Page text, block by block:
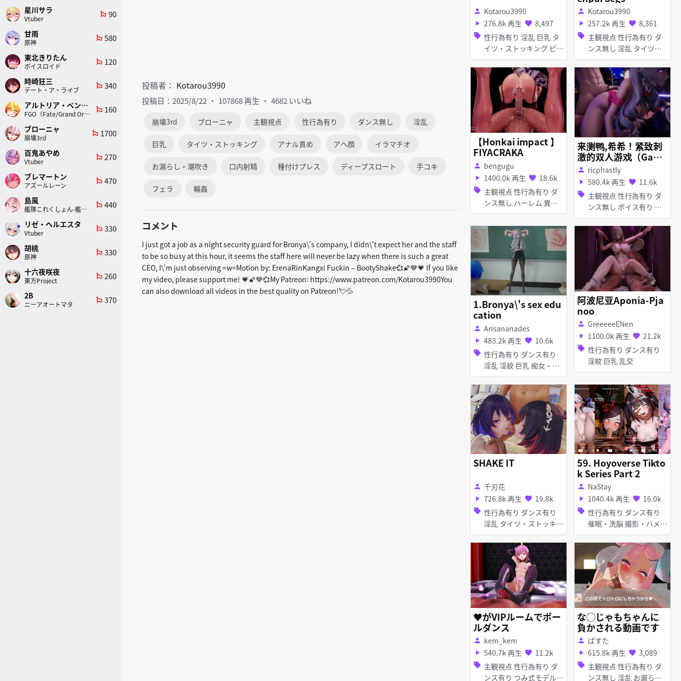
投稿者： Kotarou3990
投稿日：2025/8/22 107868 再生 4682 いいね
崩壊3rd ブローニャ 主観視点 性行為有り ダンス無し 淫乱
巨乳 タイツ・ストッキング アナル責め アヘ顔 イラマチオ
お漏らし・潮吹き 口内射精 種付けプレス ディープスロート 手コキ
フェラ 輪姦
コメント
I just got a job as a night security guard for Bronya\'s company, I didn\'t expect her and the staff
to be so busy at this hour, it seems the staff here will never be lazy when there is such a great
CEO, I\'m just observing =w=Motion by: ErenaRinKangxi Fuckin – BootyShake💞🌠💙💗 If you like
my video, please support me! 💗🌠💙💞My Patreon: https://www.patreon.com/Kotarou3990You
can also download all videos in the best quality on Patreon!💘💦
person Kotarou3990
play_arrow 276.8k 再生 favorite 8,497
sell 性行為有り 淫乱 巨乳 タ
イツ・ストッキング ピア
ス・装飾品 手コキ ダン
ス無し
person Kotarou3990
play_arrow 257.2k 再生 favorite 8,361
sell 主観視点 性行為有り ダ
ンス無し 淫乱 タイツ・
ストッキング バイブ・ロ
ーター アナル責め イラ
マチオ ディープスロート
手コキ フェラ 乱交
【Honkai impact 】
FIYACRAKA
person bengugu
play_arrow 1400.0k 再生 favorite 18.6k
sell 主観視点 性行為有り ダ
ンス無し ハーレム 異種
姦 淫乱 巨乳 首輪・鎖・
拘束具 タイツ・ストッキ
ング 足コキ お漏らし・
潮吹き 逆レイプ 素股 手
コキ 膝裏コキ 乱交 女性
上位
来测鸭,希希！紧致刺
激的双人游戏（Game
testing with Bronya
&Seele）
person ricphastly
play_arrow 580.4k 再生 favorite 11.6k
sell 主観視点 性行為有り ダ
ンス無し ボイス有り 調
教・開発 陵辱 淫乱 淫紋
首輪・鎖・拘束具 タイ
ツ・ストッキング 猫耳
バニーガール ピアス・装
飾品 メイド服 目隠し ア
ヘ顔 拘束 種付けプレス
1.Bronya\'s sex edu
cation
person Arisananades
play_arrow 483.2k 再生 favorite 10.6k
sell 性行為有り ダンス有り
淫乱 淫紋 巨乳 痴女・ビ
ッチ タイツ・ストッキン
グ イラマチオ フェラ 乱
交
阿波尼亚Aponia-Pja
noo
person GreeeeeENen
play_arrow 1100.0k 再生 favorite 21.2k
sell 性行為有り ダンス有り
淫紋 巨乳 乱交
SHAKE IT
person 千刃花
play_arrow 726.8k 再生 favorite 19.8k
sell 性行為有り ダンス有り
淫乱 タイツ・ストッキン
グ レオタード 乱交
59. Hoyoverse Tikto
k Series Part 2
person NaStay
play_arrow 1040.4k 再生 favorite 16.0k
sell 性行為有り ダンス有り
催眠・洗脳 撮影・ハメ撮
り しっぽ 猫耳 アヘ顔 イ
ラマチオ フェラ
♥がVIPルームでポー
ルダンス
person kem_kem
play_arrow 540.7k 再生 favorite 11.2k
sell 主観視点 性行為有り ダ
ンス有り つみ式モデル
な◯じゃもちゃんに
負かされる動画です
person ぱすた
play_arrow 615.8k 再生 favorite 3,089
sell 主観視点 性行為有り ダ
ンス無し 淫乱 お漏ら
星川サラ
Vtuber
emoji_flags 90
甘雨
原神
emoji_flags 580
東北きりたん
ボイスロイド
emoji_flags 120
時崎狂三
デート・ア・ライブ
emoji_flags 340
アルトリア・ペンドラゴン(ランサー)
FGO（Fate/Grand Order）
emoji_flags 160
ブローニャ
崩壊3rd
emoji_flags 1700
百鬼あやめ
Vtuber
emoji_flags 270
ブレマートン
アズールレーン
emoji_flags 470
島風
艦隊これくしょん-艦これ-
emoji_flags 440
リゼ・ヘルエスタ
Vtuber
emoji_flags 330
胡桃
原神
emoji_flags 330
十六夜咲夜
東方Project
emoji_flags 260
2B
ニーアオートマタ
emoji_flags 370